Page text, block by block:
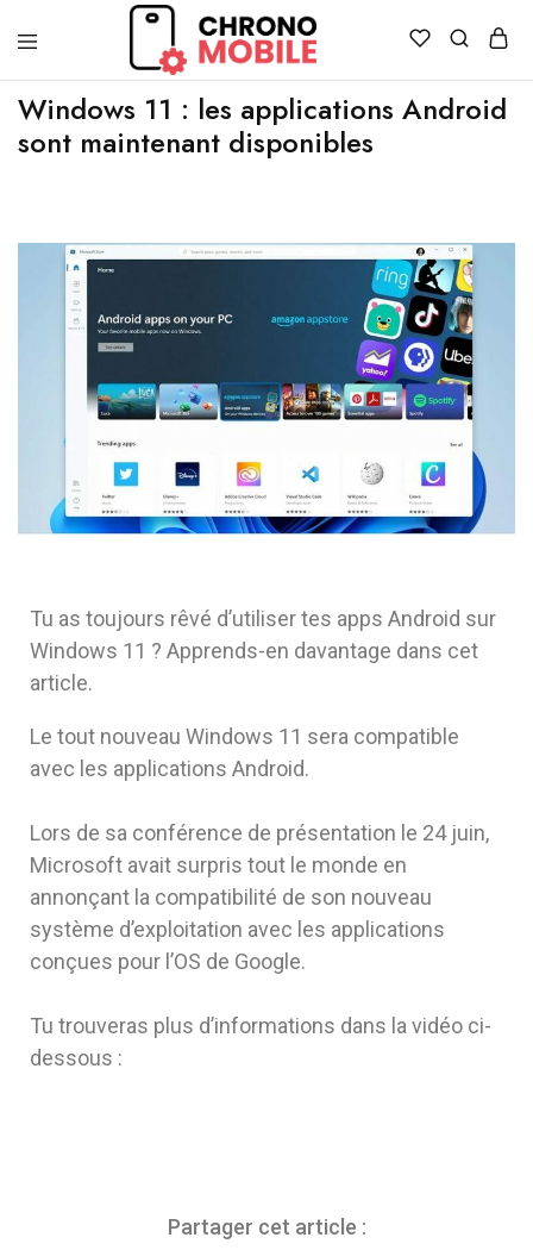
Chronomobile
Achat,
vente
et
réparation
de
Windows 11 : les applications Android
sont maintenant disponibles
Tu as toujours rêvé d’utiliser tes apps Android sur
Windows 11 ? Apprends-en davantage dans cet
article.
Le tout nouveau Windows 11 sera compatible
avec les applications Android.
Lors de sa conférence de présentation le 24 juin,
Microsoft avait surpris tout le monde en
annonçant la compatibilité de son nouveau
système d’exploitation avec les applications
conçues pour l’OS de Google.
Tu trouveras plus d’informations dans la vidéo ci-
dessous :
Partager cet article :